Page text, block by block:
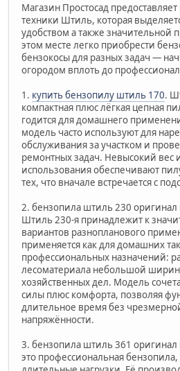
Магазин Простосад
техники Штиль, которая
удобством а также значительной
этом месте легко приобрести
бензокосы для разных задач —
огородом вплоть до
1. купить бензопилу штиль 170.
компактная плюс лёгкая цепная
годится для домашнего
модель часто используют для
обслуживания за участком и
ремонтных задач. Невысокий вес
использования обеспечивают
тех, что вначале встречается с
2. бензопила штиль 230 оригинал
Штиль 230-я принадлежит к
вариантов разнопланового
применяется как для домашних
профессиональных назначений:
лесоматериала небольшой
хозяйственных дел. Модель
силы плюс комфорта, позволяя
длительное время без
напряжённости.
3. бензопила штиль 361
это профессиональная бензопила,